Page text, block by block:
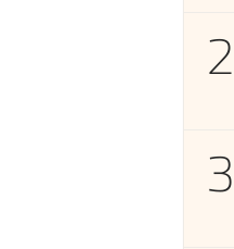
2
3